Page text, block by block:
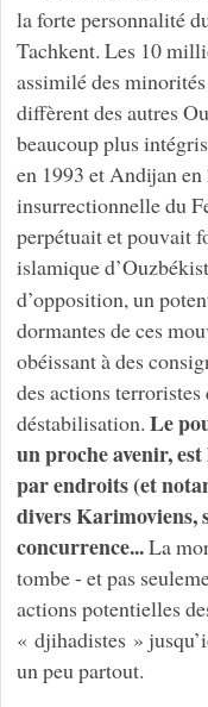
la forte personnalité
Tachkent. Les 10
assimilé des
diffèrent des autres
beaucoup plus
en 1993 et Andijan
insurrectionnelle du
perpétuait et pouvait
islamique
d’opposition, un
dormantes de ces
obéissant à des
des actions
déstabilisation. Le
un proche avenir,
par endroits (et
divers Karimoviens,
concurrence...La
tombe - et pas
actions potentielles
« djihadistes »
un peu partout.